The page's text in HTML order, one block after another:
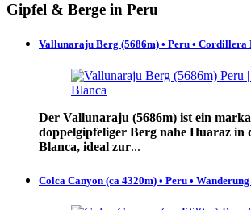
Gipfel & Berge in Peru
Vallunaraju Berg (5686m) • Peru • Cordillera
Der Vallunaraju (5686m) ist ein
doppelgipfeliger Berg nahe Huaraz in
Blanca, ideal zur...
Colca Canyon (ca 4320m) • Peru •